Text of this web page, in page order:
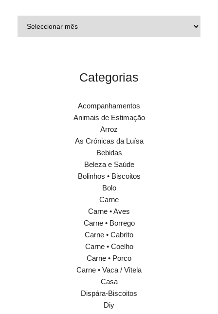
Categorias
Acompanhamentos
Animais de Estimação
Arroz
As Crónicas da Luísa
Bebidas
Beleza e Saúde
Bolinhos • Biscoitos
Bolo
Carne
Carne • Aves
Carne • Borrego
Carne • Cabrito
Carne • Coelho
Carne • Porco
Carne • Vaca / Vitela
Casa
Dispára-Biscoitos
Diy